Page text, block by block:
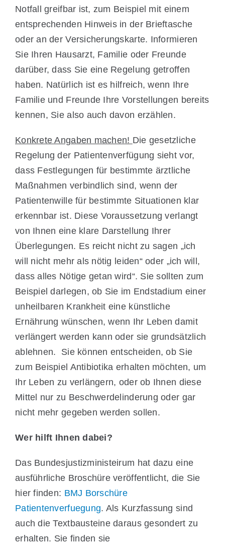
Notfall greifbar ist, zum Beispiel mit einem
entsprechenden Hinweis in der Brieftasche
oder an der Versicherungs­karte. Informieren
Sie Ihren Hausarzt, Familie oder Freunde
darüber, dass Sie eine Regelung getroffen
haben. Natürlich ist es hilfreich, wenn Ihre
Familie und Freunde Ihre Vorstellungen bereits
kennen, Sie also auch davon erzählen.
Konkrete Angaben machen! Die gesetzliche
Regelung der Patientenverfügung sieht vor,
dass Festlegungen für bestimmte ärztliche
Maßnahmen verbindlich sind, wenn der
Patientenwille für bestimmte Situationen klar
erkennbar ist. Diese Voraussetzung verlangt
von Ihnen eine klare Darstellung Ihrer
Überlegungen. Es reicht nicht zu sagen „ich
will nicht mehr als nötig leiden“ oder „ich will,
dass alles Nötige getan wird“. Sie sollten zum
Beispiel darlegen, ob Sie im Endstadium einer
unheilbaren Krankheit eine künstliche
Ernährung wünschen, wenn Ihr Leben damit
verlängert werden kann oder sie grundsätzlich
ablehnen. Sie können entscheiden, ob Sie
zum Beispiel Antibiotika erhalten möchten, um
Ihr Leben zu verlängern, oder ob Ihnen diese
Mittel nur zu Beschwerdelinderung oder gar
nicht mehr gegeben werden sollen.
Wer hilft Ihnen dabei?
Das Bundesjustizministeirum hat dazu eine
ausführliche Broschüre veröffentlicht, die Sie
hier finden: BMJ Borschüre
Patientenverfuegung. Als Kurzfassung sind
auch die Textbausteine daraus gesondert zu
erhalten. Sie finden sie